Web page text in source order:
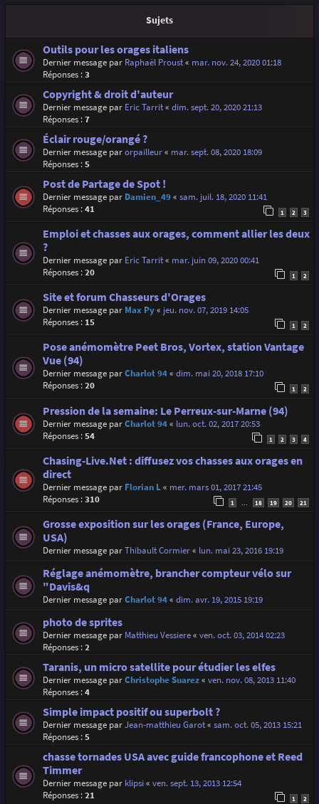
Sujets
Outils pour les orages italiens
Dernier message par Raphaël Proust« mar. nov. 24, 2020 01:18
Réponses :3
Copyright & droit d'auteur
Dernier message par Eric Tarrit« dim. sept. 20, 2020 21:13
Réponses :7
Éclair rouge/orangé ?
Dernier message parorpailleur« mar. sept. 08, 2020 18:09
Réponses :5
Post de Partage de Spot !
Dernier message par Damien_49« sam. juil. 18, 2020 11:41
Réponses :41 1 2 3
Emploi et chasses aux orages, comment allier les deux
?
Dernier message par Eric Tarrit« mar. juin 09, 2020 00:41
Réponses :20 1 2
Site et forum Chasseurs d'Orages
Dernier message par Max Py« jeu. nov. 07, 2019 14:05
Réponses : 15 1 2
Pose anémomètre Peet Bros, Vortex, station Vantage
Vue (94)
Dernier message parCharlot 94« dim. mai 20, 2018 17:10
Réponses :20 1 2
Pression de la semaine: Le Perreux-sur-Marne (94)
Dernier message parCharlot 94« lun. oct. 02, 2017 20:53
Réponses :54 1 2 3 4
Chasing-Live.Net : diffusez vos chasses aux orages en
direct
Dernier message par Florian L« mer. mars 01, 2017 21:45
Réponses :310 1 18 19 20 21
Grosse exposition sur les orages (France, Europe,
USA)
Dernier message parThibault Cormier« lun. mai 23, 2016 19:19
Réglage anémomètre, brancher compteur vélo sur
"Davis&q
Dernier message parCharlot 94« dim. avr. 19, 2015 19:19
photo de sprites
Dernier message par Matthieu Vessiere« ven. oct. 03, 2014 02:23
Réponses :2
Taranis, un micro satellite pour étudier les elfes
Dernier message parChristophe Suarez« ven. nov. 08, 2013 11:40
Réponses :4
Simple impact positif ou superbolt ?
Dernier message parJean-matthieu Garot« sam. oct. 05, 2013 15:21
Réponses :5
chasse tornades USA avec guide francophone et Reed
Timmer
Dernier message par klipsi« ven. sept. 13, 2013 12:54
Réponses :21 1 2